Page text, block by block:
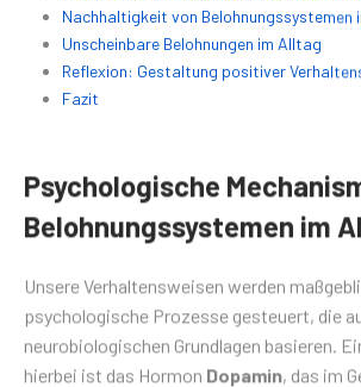
Nachhaltigkeit von Belohnungssystemen
Unscheinbare Belohnungen im Alltag
Reflexion: Gestaltung positiver
Fazit
Psychologische
Belohnungssystemen im
Unsere Verhaltensweisen werden
psychologische Prozesse gesteuert, die
neurobiologischen Grundlagen basieren.
hierbei ist das Hormon Dopamin , das im